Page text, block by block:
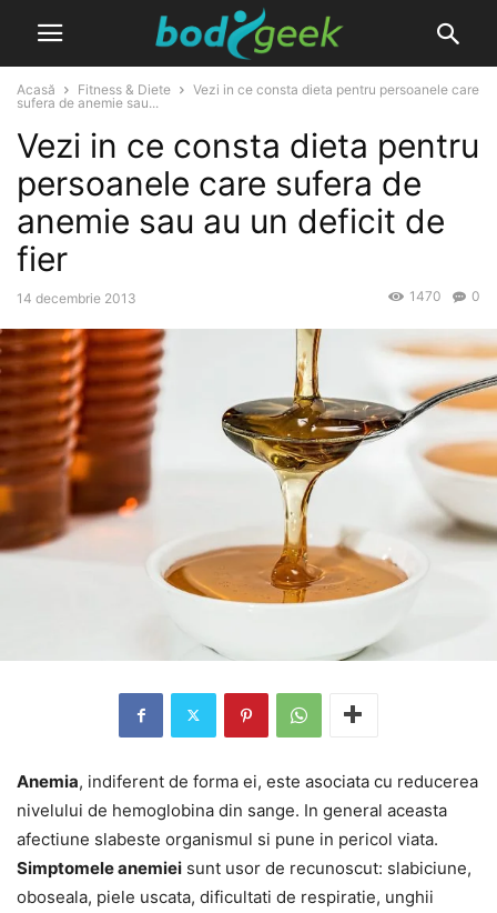
Acasă Fitness & Diete
Vezi in ce consta dieta pentru persoanele care
sufera de anemie sau...
Vezi in ce consta dieta pentru
persoanele care sufera de
anemie sau au un deficit de
fier
14 decembrie 2013 0
1470
Anemia, indiferent de forma ei, este asociata cu reducerea
nivelului de hemoglobina din sange. In general aceasta
afectiune slabeste organismul si pune in pericol viata.
Simptomele anemiei sunt usor de recunoscut: slabiciune,
oboseala, piele uscata, dificultati de respiratie, unghii